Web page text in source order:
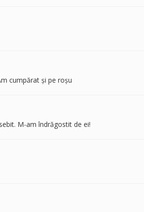
cumpărat și pe roșu
M-am îndrăgostit de ei!